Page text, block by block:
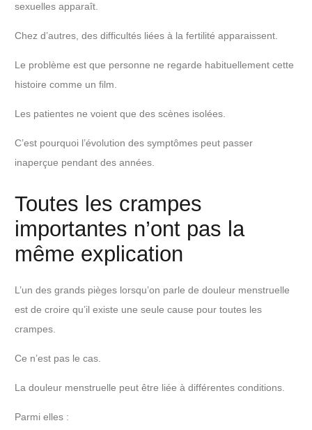
sexuelles apparaît.
Chez d’autres, des difficultés liées à la fertilité apparaissent.
Le problème est que personne ne regarde habituellement cette
histoire comme un film.
Les patientes ne voient que des scènes isolées.
C’est pourquoi l’évolution des symptômes peut passer
inaperçue pendant des années.
Toutes les crampes
importantes n’ont pas la
même explication
L’un des grands pièges lorsqu’on parle de douleur menstruelle
est de croire qu’il existe une seule cause pour toutes les
crampes.
Ce n’est pas le cas.
La douleur menstruelle peut être liée à différentes conditions.
Parmi elles :